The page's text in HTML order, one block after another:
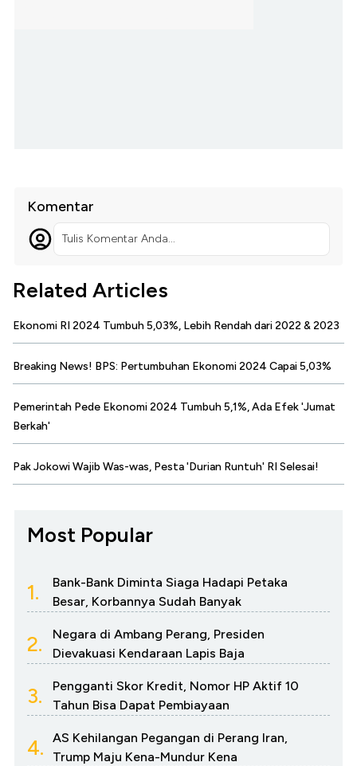
Komentar
Tulis Komentar Anda...
Related Articles
Ekonomi RI 2024 Tumbuh 5,03%, Lebih Rendah dari 2022 & 2023
Breaking News! BPS: Pertumbuhan Ekonomi 2024 Capai 5,03%
Pemerintah Pede Ekonomi 2024 Tumbuh 5,1%, Ada Efek 'Jumat
Berkah'
Pak Jokowi Wajib Was-was, Pesta 'Durian Runtuh' RI Selesai!
Most Popular
1.
Bank-Bank Diminta Siaga Hadapi Petaka
Besar, Korbannya Sudah Banyak
2.
Negara di Ambang Perang, Presiden
Dievakuasi Kendaraan Lapis Baja
3.
Pengganti Skor Kredit, Nomor HP Aktif 10
Tahun Bisa Dapat Pembiayaan
4.
AS Kehilangan Pegangan di Perang Iran,
Trump Maju Kena-Mundur Kena